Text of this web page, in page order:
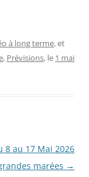
à long terme, et
, Prévisions, le 1 mai
8 au 17 Mai 2026
marées →